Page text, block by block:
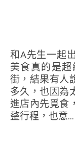
和A先生一起出遊就是隨時都在進食，吉隆坡的
美食真的是
街，結果有人
多久，也因為
進店內先覓食
整行程，也意...